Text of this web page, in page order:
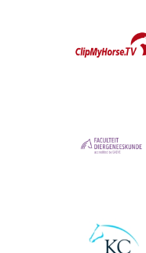
Afbeelding
Afbeelding